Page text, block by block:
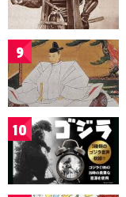
9
10